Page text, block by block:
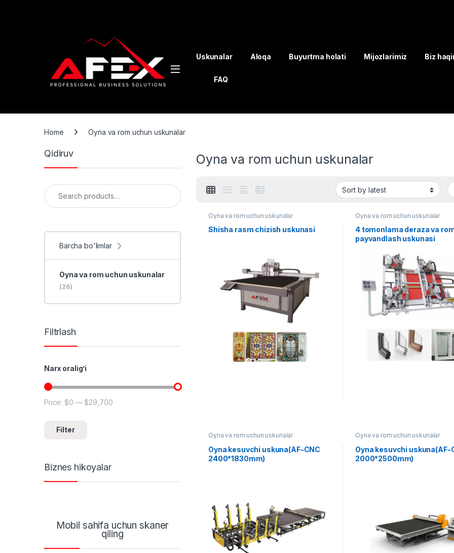
Uskunalar Aloqa Buyurtma holati Mijozlarimiz Biz
FAQ
Home Oyna va rom uchun uskunalar
Oyna va rom uchun uskunalar
Oyna va rom uchun uskunalar
Shisha rasm chizish uskunasi
Oyna va rom uchun uskunalar
4 tomonlama deraza va
payvandlash uskunasi
Oyna va rom uchun uskunalar
Oyna kesuvchi uskuna(AF-CNC
2400*1830mm)
Oyna va rom uchun uskunalar
Oyna kesuvchi uskuna(AF-
2000*2500mm)
Qidiruv
Search for:
Barcha bo'limlar
Oyna va rom uchun uskunalar
(26)
Filtrlash
Narx oralig’i
Min price
Max price
Filter
Price:$0 —$29,700
Biznes hikoyalar
Mobil sahifa uchun skaner
qiling